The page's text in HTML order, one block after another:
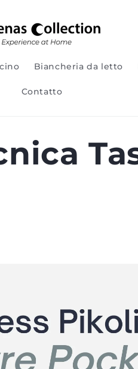
Biancheria da letto
Contatto